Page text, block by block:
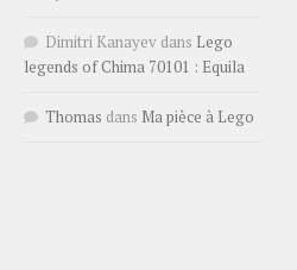
Dimitri Kanayev dans Lego
legends of Chima 70101 : Equila
Thomas dans Ma pièce à Lego